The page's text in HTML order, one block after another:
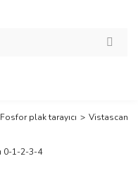
Fosfor plak tarayıcı Vistascan